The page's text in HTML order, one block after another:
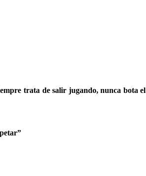
trata de salir jugando, nunca bota